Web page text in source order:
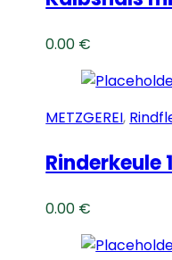
0.00 €
METZGEREI,
Rinderkeule
0.00 €